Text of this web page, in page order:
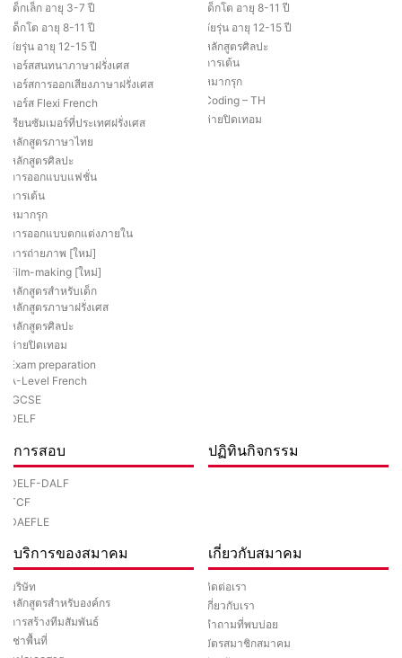
เด็กเล็ก อายุ 3-7 ปี
เด็กโต อายุ 8-11 ปี
วัยรุ่น อายุ 12-15 ปี
คอร์สสนทนาภาษาฝรั่งเศส
คอร์สการออกเสียงภาษาฝรั่งเศส
คอร์ส Flexi French
เรียนซัมเมอร์ที่ประเทศฝรั่งเศส
หลักสูตรภาษาไทย
หลักสูตรศิลปะ
การออกแบบแฟชั่น
การเต้น
หมากรุก
การออกแบบตกแต่งภายใน
การถ่ายภาพ [ใหม่]
Film-making [ใหม่]
หลักสูตรสำหรับเด็ก
หลักสูตรภาษาฝรั่งเศส
หลักสูตรศิลปะ
ค่ายปิดเทอม
Exam preparation
A-Level French
IGCSE
DELF
เด็กโต อายุ 8-11 ปี
วัยรุ่น อายุ 12-15 ปี
หลักสูตรศิลปะ
การเต้น
หมากรุก
Coding – TH
ค่ายปิดเทอม
การสอบ
DELF-DALF
TCF
DAEFLE
ปฏิทินกิจกรรม
บริการของสมาคม
บริษัท
หลักสูตรสำหรับองค์กร
การสร้างทีมสัมพันธ์
เช่าพื้นที่
เกี่ยวกับสมาคม
ติดต่อเรา
เกี่ยวกับเรา
คำถามที่พบบ่อย
บัตรสมาชิกสมาคม